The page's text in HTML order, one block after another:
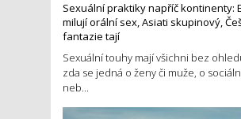
Sexuální praktiky napříč kontinenty:
milují orální sex, Asiati skupinový,
fantazie tají
Sexuální touhy mají všichni bez
zda se jedná o ženy či muže, o
neb...